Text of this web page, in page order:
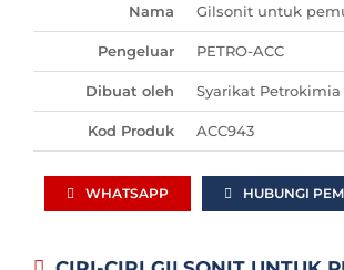
Nama Gilsonit untuk
Pengeluar PETRO-ACC
Dibuat oleh Syarikat Petrokimia
Kod Produk ACC943
WHATSAPP HUBUNGI